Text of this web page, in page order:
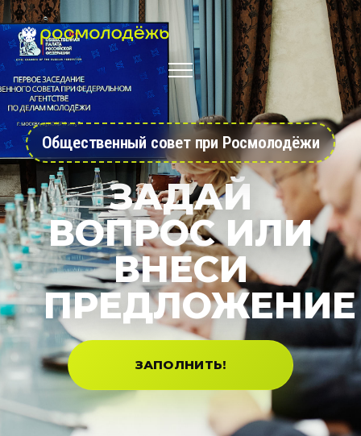
Общественный совет при Росмолодёжи
ЗАДАЙ
ВОПРОС ИЛИ
ВНЕСИ
ПРЕДЛОЖЕНИЕ
ЗАПОЛНИТЬ!